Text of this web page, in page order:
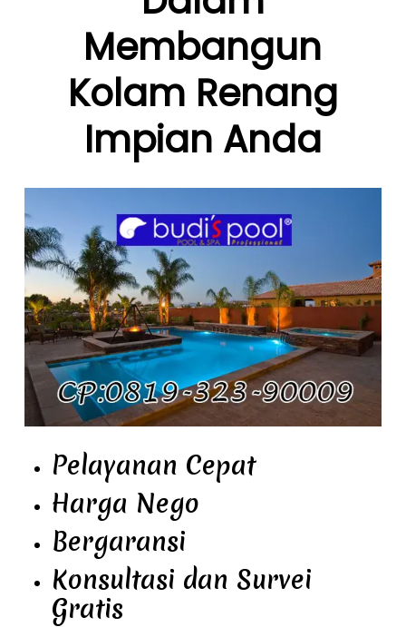
Membangun
Kolam Renang
Impian Anda
Pelayanan Cepat
Harga Nego
Bergaransi
Konsultasi dan Survei
Gratis